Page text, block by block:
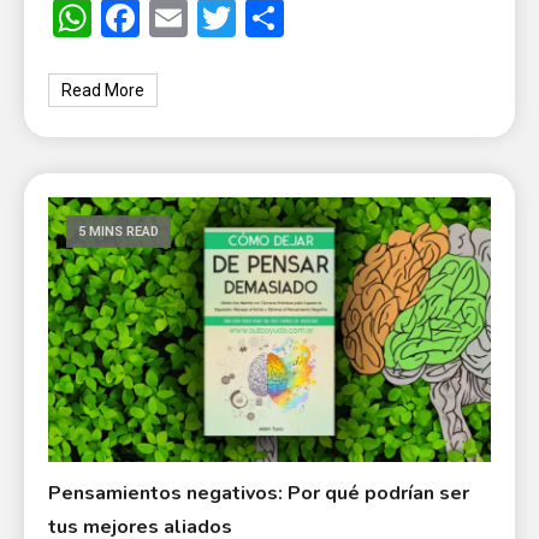
WhatsApp
Facebook
EmailTwitter
Read More
5 MINS READ
Pensamientos negativos: Por qué podrían ser
tus mejores aliados